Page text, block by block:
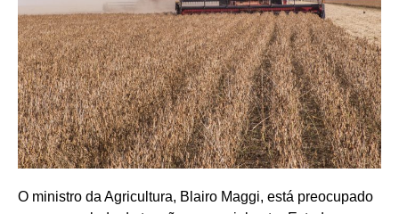
O ministro da Agricultura, Blairo Maggi, está preocupado